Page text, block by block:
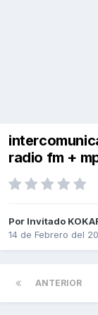
radio fm +
Por Invitado
14 de Febrero del
ANTERIOR